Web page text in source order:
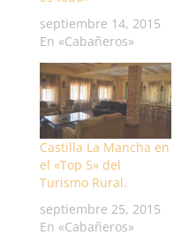
septiembre 14, 2015
En «Cabañeros»
Castilla La Mancha en
el «Top 5» del
Turismo Rural.
septiembre 25, 2015
En «Cabañeros»